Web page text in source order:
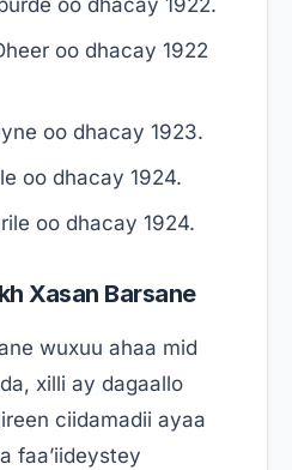
oo dhacay 1922.
oo dhacay 1922
oo dhacay 1923.
oo dhacay 1924.
oo dhacay 1924.
Xasan Barsane
wuxuu ahaa mid
xilli ay dagaallo
ciidamadii ayaa
faa’iideystey